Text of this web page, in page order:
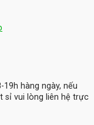
hàng ngày, nếu
sỉ vui lòng liên hệ trực